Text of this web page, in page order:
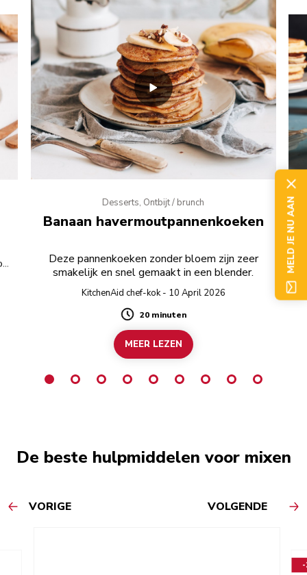
Desserts, Ontbijt / brunch
Banaan havermoutpannenkoeken
Deze pannenkoeken zonder bloem zijn zeer
smakelijk en snel gemaakt in een blender.
KitchenAid chef-kok - 10 April 2026
Duration
20 minuten
MEER LEZEN
De beste hulpmiddelen voor mixen
VORIGE VOLGENDE
-
MELD JE NU AAN